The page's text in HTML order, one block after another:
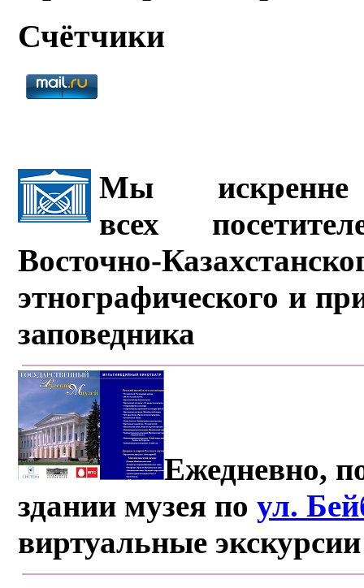
Счётчики
Мы искренне
всех
Восточно-
этнографического и
заповедника
Ежедневно,
здании музея поул.
виртуальные